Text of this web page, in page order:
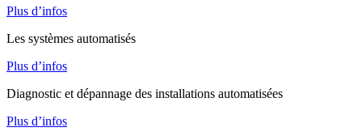
Plus d’infos
Les systèmes automatisés
Plus d’infos
Diagnostic et dépannage des installations automatisées
Plus d’infos